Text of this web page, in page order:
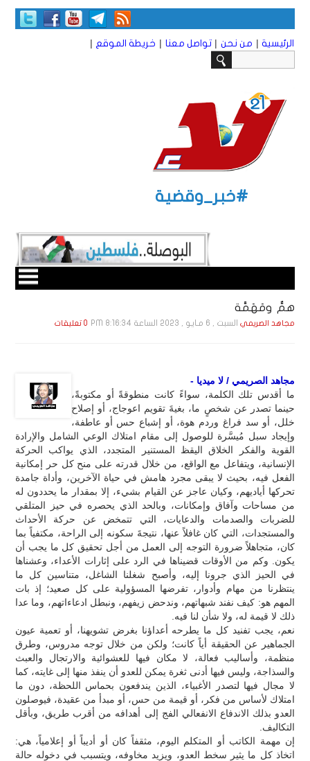
الرئيسية | من نحن | تواصل معنا | خريطة الموقع |
#خبر_وقضية
همٌّ ومَهَمَّة
مجاهد الصريمي السبت , 6 مـايـو , 2023 الساعة 8:16:34 PM 0 تعليقات
مجاهد الصريمي / لا ميديا -
ما أقدس تلك الكلمة، سواءً كانت منطوقةً أو مكتوبةً،
حينما تصدر عن شخصٍ ما، بغيةَ تقويم اعوجاج، أو إصلاح
خلل، أو سد فراغ وردم هوة، أو إشباع حس أو عاطفة،
وإيجاد سبل مُيسَّرة للوصول إلى مقام امتلاك الوعي الشامل والإرادة
القوية والفكر الخلاق اليقظ المستنير المتجدد، الذي يواكب الحركة
الإنسانية، ويتفاعل مع الواقع، من خلال قدرته على منح كل حر إمكانية
الفعل فيه، بحيث لا يبقى مجرد هامش في حياة الآخرين، وأداة جامدة
تحركها أياديهم، وكيان عاجز عن القيام بشيء، إلا بمقدار ما يحددون له
من مساحات وآفاق وإمكانات، وبالحد الذي يحصره في حيز المتلقي
للضربات والصدمات والدعايات، التي تتمخض عن حركة الأحداث
والمستجدات، التي كان غافلاً عنها، نتيجةَ سكونه إلى الراحة، مكتفياً بما
كان، متجاهلاً ضرورة التوجه إلى العمل من أجل تحقيق كل ما يجب أن
يكون. وكم من الأوقات قضيناها في الرد على إثارات الأعداء، وعشناها
في الحيز الذي جرونا إليه، وأصبح شغلنا الشاغل، متناسين كل ما
ينتظرنا من مهام وأدوار، تفرضها المسؤولية على كل صعيد؛ إذ بات
المهم هو: كيف نفند شبهاتهم، وندحض زيفهم، ونبطل ادعاءاتهم، وما عدا
ذلك لا قيمة له، ولا شأن لنا فيه.
نعم، يجب تفنيد كل ما يطرحه أعداؤنا بغرض تشويهنا، أو تعمية عيون
الجماهير عن الحقيقة أياً كانت؛ ولكن من خلال توجه مدروس، وطرق
منظمة، وأساليب فعالة، لا مكان فيها للعشوائية والارتجال والعبث
والسذاجة، وليس فيها أدنى ثغرة يمكن للعدو أن ينفذ منها إلى غايته، كما
لا مجال فيها لتصدر الأغبياء، الذين يندفعون بحماس اللحظة، دون ما
امتلاك لأساس من فكر، أو قيمة من حس، أو مبدأ من عقيدة، فيوصلون
العدو بذلك الاندفاع الانفعالي الفج إلى أهدافه من أقرب طريق، وبأقل
التكاليف.
إن مهمة الكاتب أو المتكلم اليوم، مثقفاً كان أو أديباً أو إعلامياً، هي:
اتخاذ كل ما يثير سخط العدو، ويزيد مخاوفه، ويتسبب في دخوله حالة